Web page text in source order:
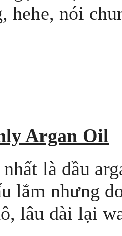
hehe, nói
Argan Oil
là dầu
lắm nhưng
lâu dài lại